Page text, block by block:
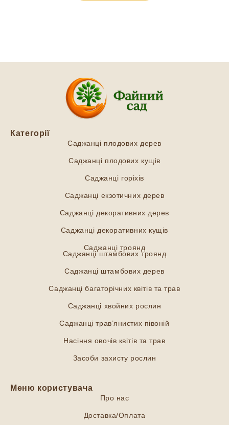
Категорії
Саджанці плодових дерев
Саджанці плодових кущів
Саджанці горіхів
Саджанці екзотичних дерев
Саджанці декоративних дерев
Саджанці декоративних кущів
Саджанці троянд
Саджанці штамбових троянд
Саджанці штамбових дерев
Саджанці багаторічних квітів та трав
Саджанці хвойних рослин
Саджанці трав’янистих півоній
Насіння овочів квітів та трав
Засоби захисту рослин
Меню користувача
Про нас
Доставка/Оплата